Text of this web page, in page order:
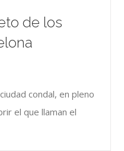
de los
condal, en pleno
el que llaman el